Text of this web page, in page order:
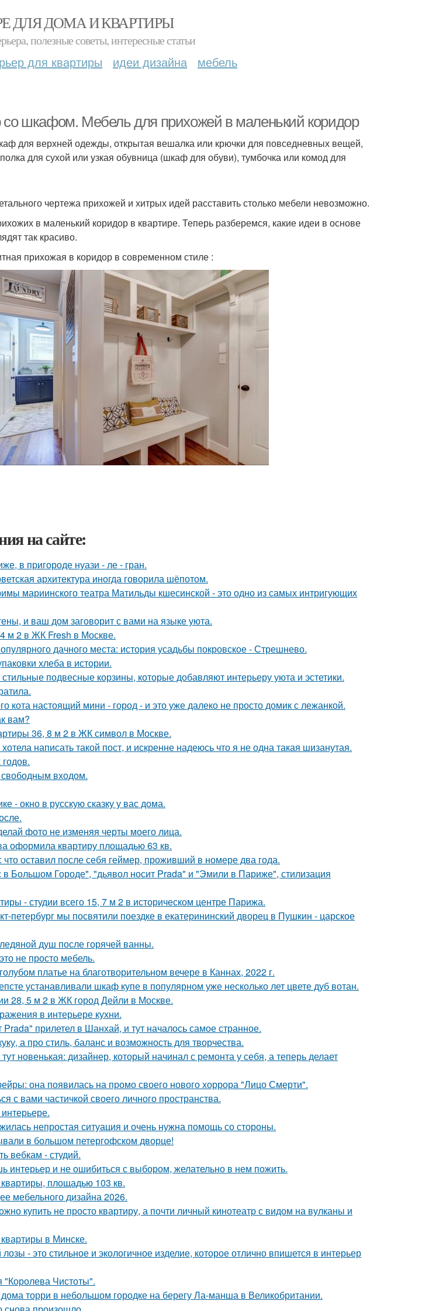
ДЛЯ ДОМА И КВАРТИРЫ
полезные советы, интересные статьи
для квартиры идеи дизайна мебель
со шкафом. Мебель для прихожей в маленький коридор
для верхней одежды, открытая вешалка или крючки для повседневных вещей,
для сухой или узкая обувница (шкаф для обуви), тумбочка или комод для
чертежа прихожей и хитрых идей расставить столько мебели невозможно.
в маленький коридор в квартире. Теперь разберемся, какие идеи в основе
так красиво.
прихожая в коридор в современном стиле :
на сайте:
в пригороде нуази - ле - гран.
архитектура иногда говорила шёпотом.
мариинского театра Матильды кшесинской - это одно из самых интригующих
и ваш дом заговорит с вами на языке уюта.
м 2 в ЖК Fresh в Москве.
дачного места: история усадьбы покровское - Стрешнево.
хлеба в истории.
подвесные корзины, которые добавляют интерьеру уюта и эстетики.
кота настоящий мини - город - и это уже далеко не просто домик с лежанкой.
вам?
36, 8 м 2 в ЖК символ в Москве.
написать такой пост, и искренне надеюсь что я не одна такая шизанутая.
входом.
- окно в русскую сказку у вас дома.
фото не изменяя черты моего лица.
оформила квартиру площадью 63 кв.
оставил после себя геймер, проживший в номере два года.
в Большом Городе", "дьявол носит Prada" и "Эмили в Париже", стилизация
- студии всего 15, 7 м 2 в историческом центре Парижа.
петербург мы посвятили поездке в екатерининский дворец в Пушкин - царское
душ после горячей ванны.
не просто мебель.
платье на благотворительном вечере в Каннах, 2022 г.
устанавливали шкаф купе в популярном уже несколько лет цвете дуб вотан.
28, 5 м 2 в ЖК город Дейли в Москве.
в интерьере кухни.
прилетел в Шанхай, и тут началось самое странное.
а про стиль, баланс и возможность для творчества.
новенькая: дизайнер, который начинал с ремонта у себя, а теперь делает
она появилась на промо своего нового хоррора "Лицо Смерти".
с вами частичкой своего личного пространства.
непростая ситуация и очень нужна помощь со стороны.
в большом петергофском дворце!
вебкам - студий.
интерьер и не ошибиться с выбором, желательно в нем пожить.
площадью 103 кв.
мебельного дизайна 2026.
купить не просто квартиру, а почти личный кинотеатр с видом на вулканы и
в Минске.
- это стильное и экологичное изделие, которое отлично впишется в интерьер
"Королева Чистоты".
дома торри в небольшом городке на берегу Ла-манша в Великобритании.